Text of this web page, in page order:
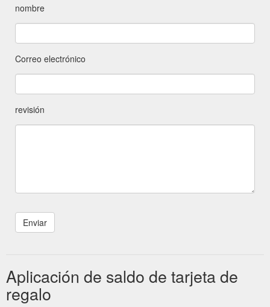
nombre
Correo electrónico
revisión
Aplicación de saldo de tarjeta de
regalo